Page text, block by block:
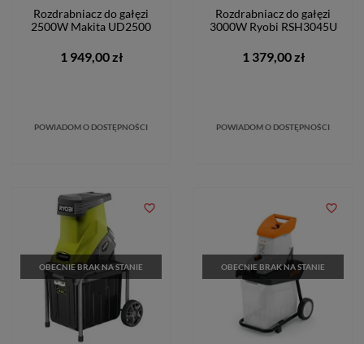
Rozdrabniacz do gałęzi
2500W Makita UD2500
1 949,00 zł
POWIADOM O DOSTĘPNOŚCI
Rozdrabniacz do gałęzi
3000W Ryobi RSH3045U
1 379,00 zł
POWIADOM O DOSTĘPNOŚCI
OBECNIE BRAK NA STANIE
favorite_border
OBECNIE BRAK NA STANIE
favorite_border